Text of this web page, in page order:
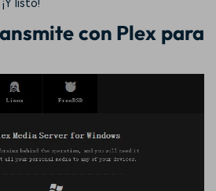
listo!
con Plex para